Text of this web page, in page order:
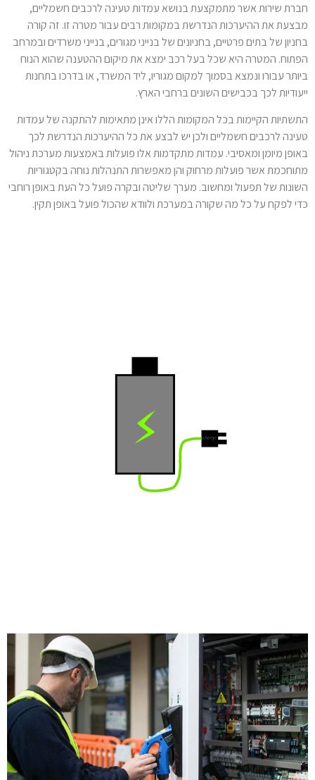
חברת שירות אשר מתמקצעת בנושא עמדות טעינה לרכבים חשמליים,
מבצעת את ההיערכות הנדרשת במקומות רבים עבור מטרה זו. זה קורה
בחניון של בתים פרטיים, בחניונים של בנייני מגורים, בנייני משרדים ובמרחב
הפתוח. המטרה היא שכל בעל רכב ימצא את מיקום ההטענה שהוא הנוח
ביותר עבורו ונמצא בסמוך למקום מגוריו, ליד המשרד, או בדרכו בתחנות
ייעודיות לכך בכבישים השונים ברחבי הארץ.
התשתיות הקיימות בכל המקומות הללו אינן מתאימות להתקנה של עמדות
טעינה לרכבים חשמליים ולכן יש לבצע את כל ההיערכות הנדרשת לכך
באופן מיומן ומאסיבי. עמדות מתקדמות אלו פועלות באמצעות מערכת ניהול
מתוחכמת אשר פועלות מרחוק והן מאפשרות התנהלות נוחה בקטגוריות
השונות של תפעול ומחשוב. מערך שליטה ובקרה פועל כל העת באופן רוחבי
כדי לפקח על כל מה שקורה במערכת ולוודא שהכול פועל באופן תקין.